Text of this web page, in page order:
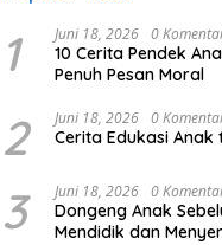
1 Juni 18, 2026 0
10 Cerita Pendek
Penuh Pesan Moral
2 Juni 18, 2026 0
Cerita Edukasi
3 Juni 18, 2026 0
Dongeng Anak
Mendidik dan